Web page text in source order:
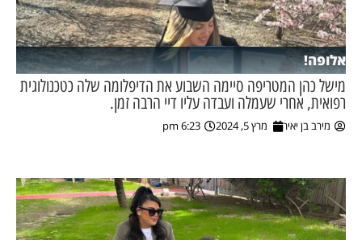
אלופה!
מישל כהן המטריפה סיימה השבוע את הדיפלומה שלה כטכנולוגית
רפואית, אחרי שעמלה ועבדה עליו דיי הרבה זמן.
מירב בן יאיר מרץ 5, 2024 6:23 pm